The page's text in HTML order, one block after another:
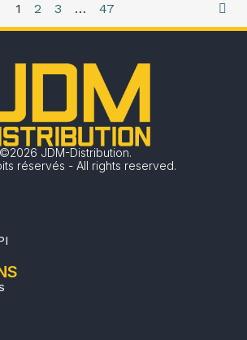
1 2 3 … 47
©2026 JDM-Distribution.
réservés - All rights reserved.